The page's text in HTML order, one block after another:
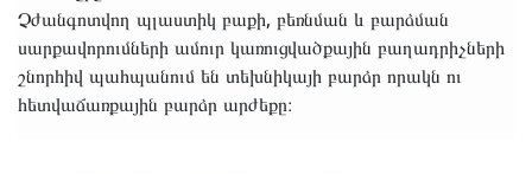
Չժանգոտվող պլաստիկ բաքի, բեռնման և բարձման
սարքավորումների ամուր կառուցվածքային բաղադրիչների
շնորհիվ պահպանում են տեխնիկայի բարձր որակն ու
հետվաճառքային բարձր արժեքը։